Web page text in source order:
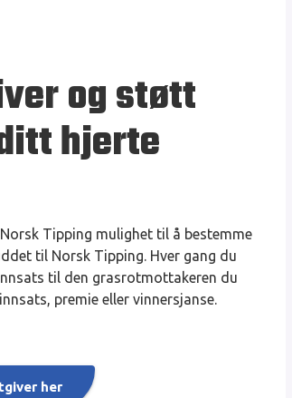
og støtt
hjerte
Tipping mulighet til å bestemme
til Norsk Tipping. Hver gang du
til den grasrotmottakeren du
premie eller vinnersjanse.
her